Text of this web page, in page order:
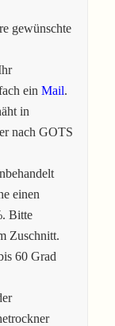
gewünschte
ein Mail.
in
nach GOTS
einen
Bitte
Zuschnitt.
60 Grad